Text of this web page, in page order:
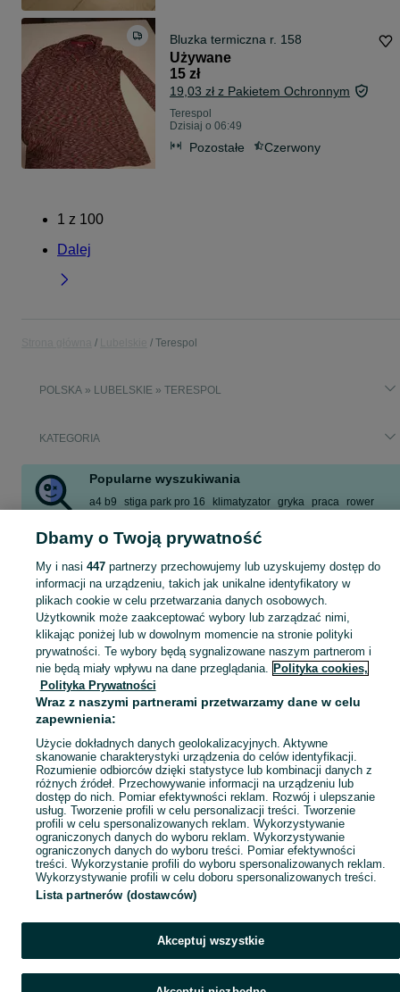
Bluzka termiczna r. 158
Używane
15 zł
19,03 zł z Pakietem Ochronnym
Terespol
Dzisiaj o 06:49
Pozostałe Czerwony
1 z 100
Dalej
Terespol
POLSKA » LUBELSKIE » TERESPOL
KATEGORIA
Popularne wyszukiwania
a4 b9 stiga park pro 16 klimatyzator gryka praca
rower
Zobacz Więcej
Skorzystaj z największego serwisu ogłoszeniowego - Terespol i okolice! Kupuj to, czego pragniesz i sprzedawaj to, czego już nie potrzebujesz!
Mapa kategorii
Mapa miejscowości
Mapa ministron
Popularne wyszukiwania
Dbamy o Twoją prywatność
My i nasi 447partnerzy przechowujemy lub uzyskujemy dostęp do
informacji na urządzeniu, takich jak unikalne identyfikatory w
plikach cookie w celu przetwarzania danych osobowych.
Użytkownik może zaakceptować wybory lub zarządzać nimi,
klikając poniżej lub w dowolnym momencie na stronie polityki
prywatności. Te wybory będą sygnalizowane naszym partnerom i
nie będą miały wpływu na dane przeglądania. Polityka cookies,
Polityka Prywatności
Wraz z naszymi partnerami przetwarzamy dane w celu
zapewnienia:
Użycie dokładnych danych geolokalizacyjnych. Aktywne
skanowanie charakterystyki urządzenia do celów identyfikacji.
Rozumienie odbiorców dzięki statystyce lub kombinacji danych z
różnych źródeł. Przechowywanie informacji na urządzeniu lub
dostęp do nich. Pomiar efektywności reklam. Rozwój i ulepszanie
usług. Tworzenie profili w celu personalizacji treści. Tworzenie
profili w celu spersonalizowanych reklam. Wykorzystywanie
ograniczonych danych do wyboru reklam. Wykorzystywanie
ograniczonych danych do wyboru treści. Pomiar efektywności
treści. Wykorzystanie profili do wyboru spersonalizowanych reklam.
Wykorzystywanie profili w celu doboru spersonalizowanych treści.
Lista partnerów (dostawców)
Akceptuj wszystkie